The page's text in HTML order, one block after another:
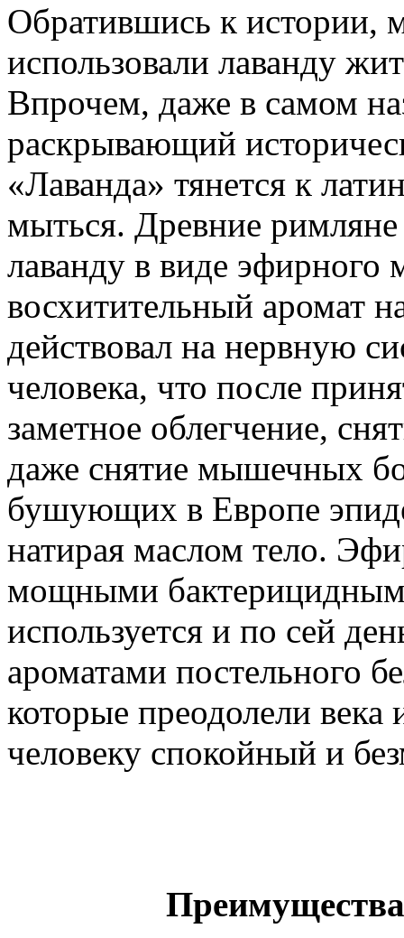
Обратившись к истории,
использовали лаванду
Впрочем, даже в самом
раскрывающий
«Лаванда» тянется к
мыться. Древние римляне
лаванду в виде эфирного
восхитительный аромат
действовал на нервную
человека, что после
заметное облегчение,
даже снятие мышечных
бушующих в Европе
натирая маслом тело.
мощными
используется и по сей
ароматами постельного
которые преодолели
человеку спокойный и